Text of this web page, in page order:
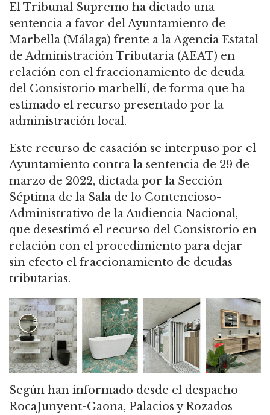
El Tribunal Supremo ha dictado una
sentencia a favor del Ayuntamiento de
Marbella (Málaga) frente a la Agencia Estatal
de Administración Tributaria (AEAT) en
relación con el fraccionamiento de deuda
del Consistorio marbellí, de forma que ha
estimado el recurso presentado por la
administración local.
Este recurso de casación se interpuso por el
Ayuntamiento contra la sentencia de 29 de
marzo de 2022, dictada por la Sección
Séptima de la Sala de lo Contencioso-
Administrativo de la Audiencia Nacional,
que desestimó el recurso del Consistorio en
relación con el procedimiento para dejar
sin efecto el fraccionamiento de deudas
tributarias.
Según han informado desde el despacho
RocaJunyent-Gaona, Palacios y Rozados